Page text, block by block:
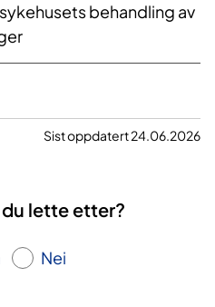
behandling av
Sist oppdatert 24.06.2026
lette etter?
Nei